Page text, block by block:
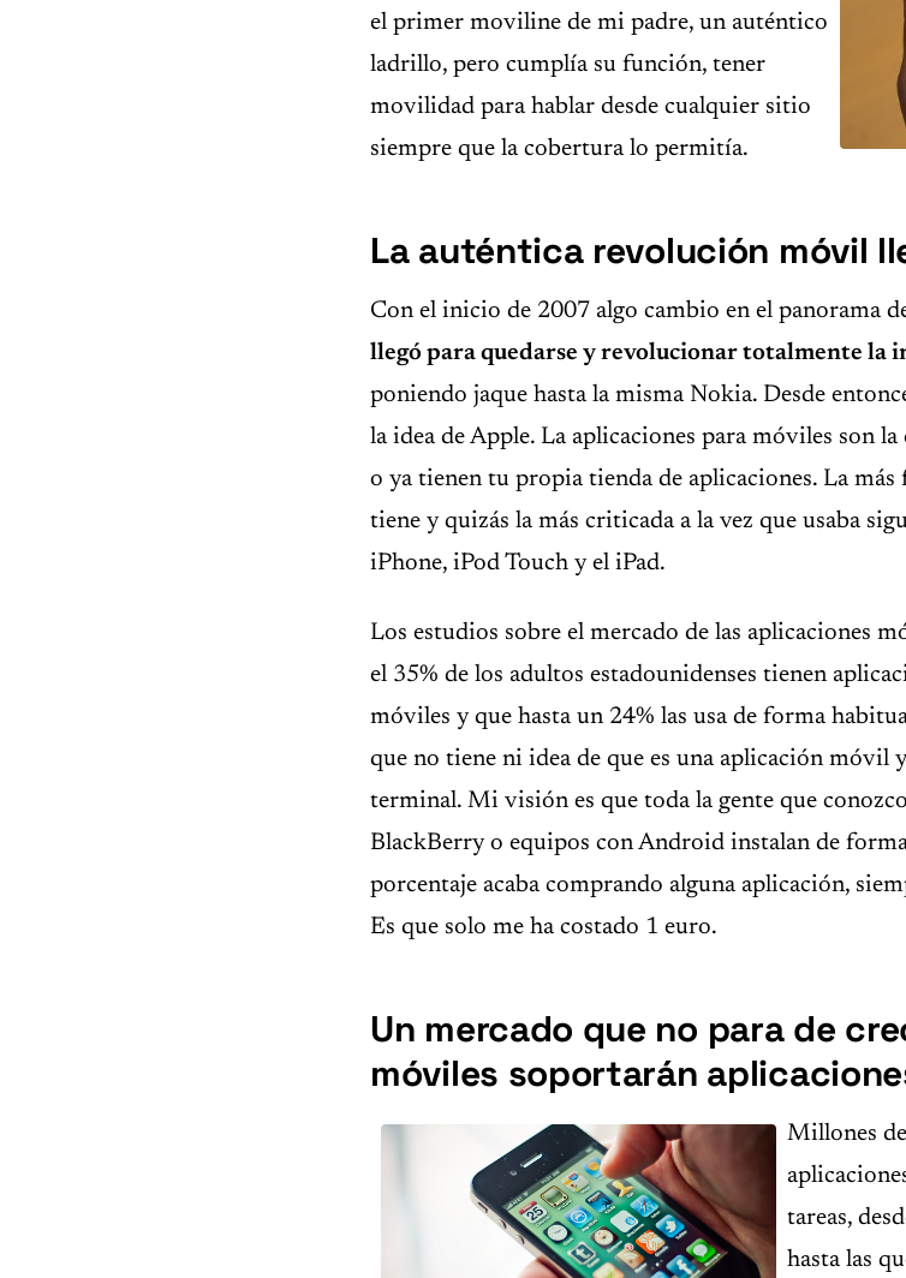
el primer moviline de mi padre, un auténtico
ladrillo, pero cumplía su función, tener
movilidad para hablar desde cualquier sitio
siempre que la cobertura lo permitía.
La auténtica revolución móvil
Con el inicio de 2007 algo cambio en el panorama
llegó para quedarse y revolucionar totalmente la
poniendo jaque hasta la misma Nokia. Desde
la idea de Apple. La aplicaciones para móviles son
o ya tienen tu propia tienda de aplicaciones. La más
tiene y quizás la más criticada a la vez que usaba
iPhone, iPod Touch y el iPad.
Los estudios sobre el mercado de las aplicaciones
el 35% de los adultos estadounidenses tienen
móviles y que hasta un 24% las usa de forma
que no tiene ni idea de que es una aplicación móvil
terminal. Mi visión es que toda la gente que
BlackBerry o equipos con Android instalan de
porcentaje acaba comprando alguna aplicación,
Es que solo me ha costado 1 euro.
Un mercado que no para de
móviles soportarán
Millones
tareas,
hasta las